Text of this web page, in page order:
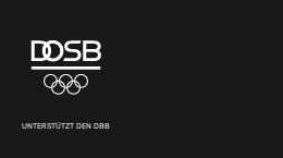
UNTERSTÜTZT DEN DBB